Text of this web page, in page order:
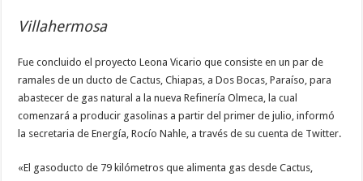
Villahermosa
Fue concluido el proyecto Leona Vicario que consiste en un par de
ramales de un ducto de Cactus, Chiapas, a Dos Bocas, Paraíso, para
abastecer de gas natural a la nueva Refinería Olmeca, la cual
comenzará a producir gasolinas a partir del primer de julio, informó
la secretaria de Energía, Rocío Nahle, a través de su cuenta de Twitter.
«El gasoducto de 79 kilómetros que alimenta gas desde Cactus,